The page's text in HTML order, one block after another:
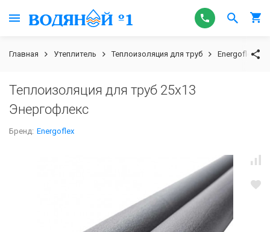
Главная Утеплитель Теплоизоляция для труб Energoflex
Теплоизоляция для труб 25х13
Энергофлекс
Бренд: Energoflex